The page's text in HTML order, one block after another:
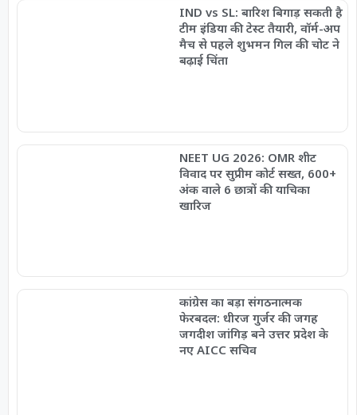
IND vs SL: बारिश बिगाड़ सकती है
टीम इंडिया की टेस्ट तैयारी, वॉर्म-अप
मैच से पहले शुभमन गिल की चोट ने
बढ़ाई चिंता
NEET UG 2026: OMR शीट
विवाद पर सुप्रीम कोर्ट सख्त, 600+
अंक वाले 6 छात्रों की याचिका
खारिज
कांग्रेस का बड़ा संगठनात्मक
फेरबदल: धीरज गुर्जर की जगह
जगदीश जांगिड़ बने उत्तर प्रदेश के
नए AICC सचिव